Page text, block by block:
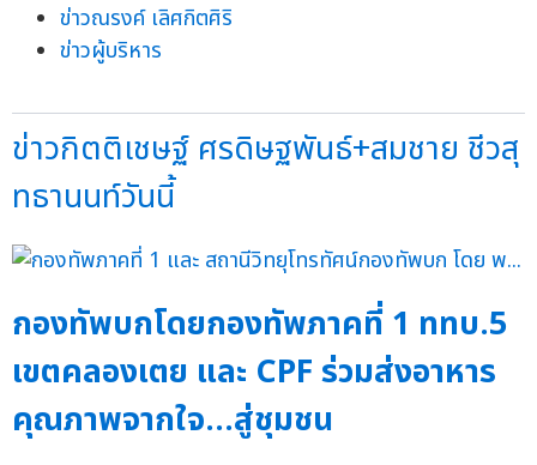
ข่าวณรงค์ เลิศกิตศิริ
ข่าวผู้บริหาร
ข่าวกิตติเชษฐ์ ศรดิษฐพันธ์+สมชาย ชีวสุ
ทธานนท์วันนี้
กองทัพบกโดยกองทัพภาคที่ 1 ททบ.5
เขตคลองเตย และ CPF ร่วมส่งอาหาร
คุณภาพจากใจ...สู่ชุมชน